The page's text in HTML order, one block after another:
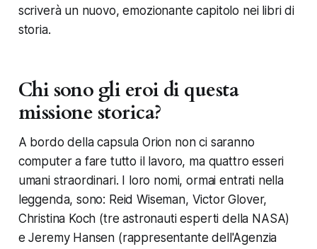
scriverà un nuovo, emozionante capitolo nei libri di
storia.
Chi sono gli eroi di questa
missione storica?
A bordo della capsula Orion non ci saranno
computer a fare tutto il lavoro, ma quattro esseri
umani straordinari. I loro nomi, ormai entrati nella
leggenda, sono: Reid Wiseman, Victor Glover,
Christina Koch (tre astronauti esperti della NASA)
e Jeremy Hansen (rappresentante dell'Agenzia